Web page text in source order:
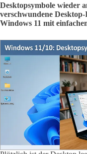
Desktopsymbole wieder
verschwundene
Windows 11 mit